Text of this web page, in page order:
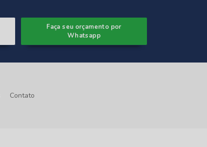
Faça seu orçamento por
Whatsapp
Contato